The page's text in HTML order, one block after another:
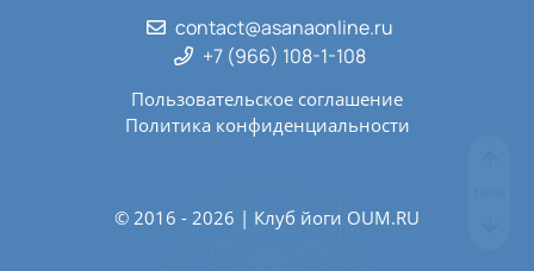
contact@asanaonline.ru
+7 (966) 108-1-108
Пользовательское соглашение
Политика конфиденциальности
© 2016 - 2026 | Клуб йоги OUM.RU